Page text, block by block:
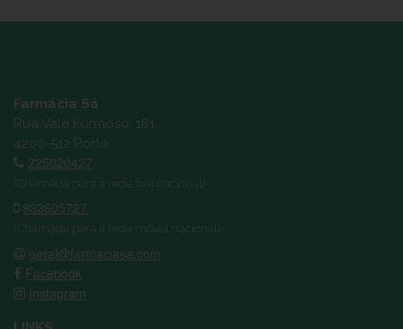
Farmácia Sá
Rua Vale Formoso, 181
4200-512 Porto
225020427
(Chamada para a rede fixa nacional)
933605727
(Chamada para a rede móvel nacional)
geral@farmaciasa.com
Facebook
Instagram